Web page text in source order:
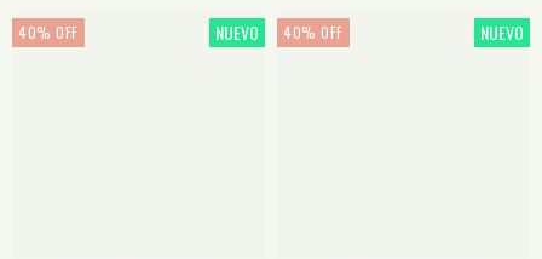
40% OFF NUEVO 40% OFF NUEVO